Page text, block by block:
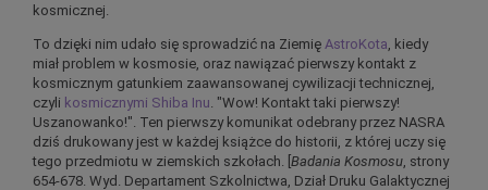
kosmicznej.
To dzięki nim udało się sprowadzić na Ziemię AstroKota , kiedy
miał problem w kosmosie, oraz nawiązać pierwszy kontakt z
kosmicznym gatunkiem zaawansowanej cywilizacji technicznej,
czyli kosmicznymi Shiba Inu . "Wow! Kontakt taki pierwszy!
Uszanowanko!". Ten pierwszy komunikat odebrany przez NASRA
dziś drukowany jest w każdej książce do historii, z której uczy się
tego przedmiotu w ziemskich szkołach. [ Badania Kosmosu, strony
654-678. Wyd. Departament Szkolnictwa, Dział Druku Galaktycznej